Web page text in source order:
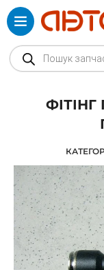
Products search